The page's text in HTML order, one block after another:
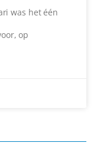
was het één
op